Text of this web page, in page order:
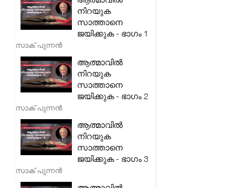
നിറയുക
സാത്താനെ
ജയിക്കുക - ഭാഗം 1
സാക് പുന്നൻ
ആത്മാവിൽ
നിറയുക
സാത്താനെ
ജയിക്കുക - ഭാഗം 2
സാക് പുന്നൻ
ആത്മാവിൽ
നിറയുക
സാത്താനെ
ജയിക്കുക - ഭാഗം 3
സാക് പുന്നൻ